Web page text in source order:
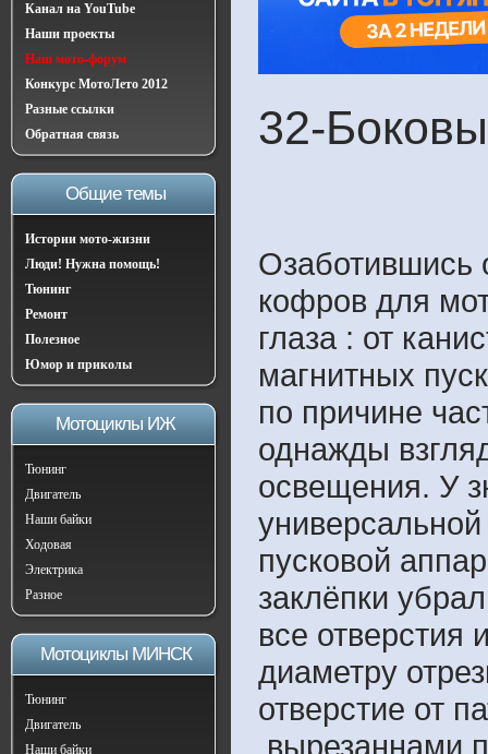
Канал на YouTube
Наши проекты
Наш мото-форум
Конкурс МотоЛето 2012
Разные ссылки
Обратная связь
Общие темы
Истории мото-жизни
Люди! Нужна помощь!
Тюнинг
Ремонт
Полезное
Юмор и приколы
Мотоциклы ИЖ
Тюнинг
Двигатель
Наши байки
Ходовая
Электрика
Разное
Мотоциклы МИНСК
Тюнинг
Двигатель
Наши байки
32-
Озаботившись
кофров для
глаза : от
магнитных
по причине
однажды
освещения. У
пусковой
заклёпки
все отверстия
диаметру
отверстие от
,вырезаннами